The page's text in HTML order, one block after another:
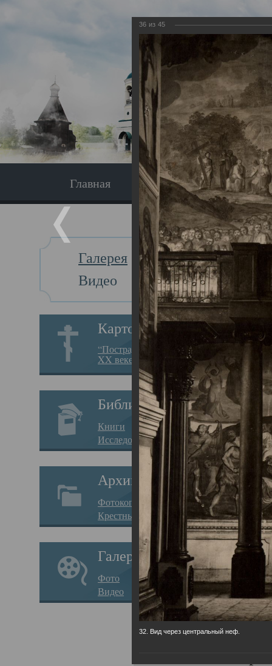
Главная Экскурсия
Галерея
Видео
Картотека
“Пострадавшие за веру в
XX веке на Севере”
Библиотека
Книги
Исследования
Архив
Фотокопии дел
Крестные ходы
Галерея
Фото
Видео
Главная
36 из 45
32. Вид через центральный неф.